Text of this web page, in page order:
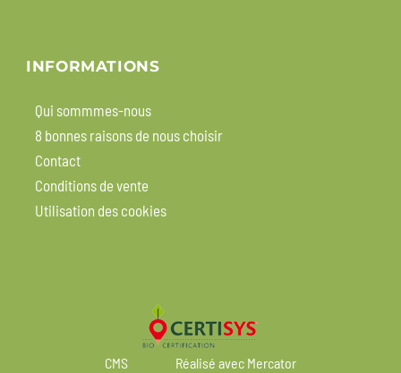
INFORMATIONS
Qui sommmes-nous
8 bonnes raisons de nous choisir
Contact
Conditions de vente
Utilisation des cookies
CMS Réalisé avec Mercator